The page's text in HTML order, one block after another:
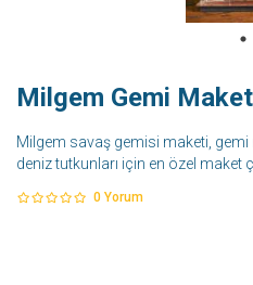
Milgem Gemi
Milgem savaş gemisi maketi,
deniz tutkunları için en özel maket
0 Yorum